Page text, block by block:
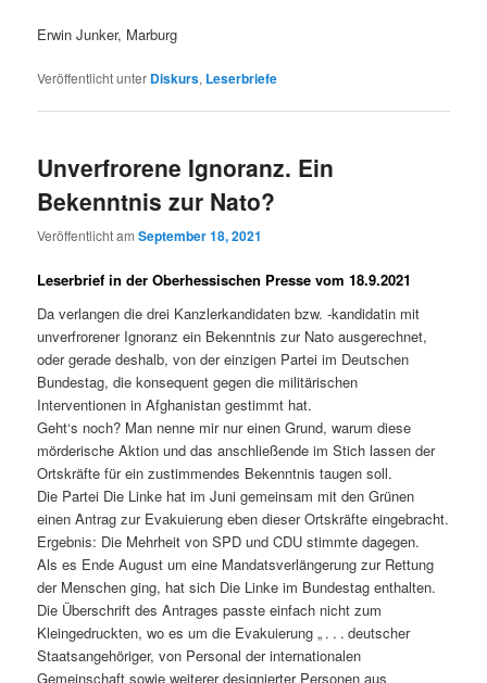
Erwin Junker, Marburg
Veröffentlicht unter Diskurs, Leserbriefe
Unverfrorene Ignoranz. Ein
Bekenntnis zur Nato?
Veröffentlicht amSeptember 18, 2021
Leserbrief in der Oberhessischen Presse vom 18.9.2021
Da verlangen die drei Kanzlerkandidaten bzw. -kandidatin mit
unverfrorener Ignoranz ein Bekenntnis zur Nato ausgerechnet,
oder gerade deshalb, von der einzigen Partei im Deutschen
Bundestag, die konsequent gegen die militärischen
Interventionen in Afghanistan gestimmt hat.
Geht‘s noch? Man nenne mir nur einen Grund, warum diese
mörderische Aktion und das anschließende im Stich lassen der
Ortskräfte für ein zustimmendes Bekenntnis taugen soll.
Die Partei Die Linke hat im Juni gemeinsam mit den Grünen
einen Antrag zur Evakuierung eben dieser Ortskräfte eingebracht.
Ergebnis: Die Mehrheit von SPD und CDU stimmte dagegen.
Als es Ende August um eine Mandatsverlängerung zur Rettung
der Menschen ging, hat sich Die Linke im Bundestag enthalten.
Die Überschrift des Antrages passte einfach nicht zum
Kleingedruckten, wo es um die Evakuierung „ . . . deutscher
Staatsangehöriger, von Personal der internationalen
Gemeinschaft sowie weiterer designierter Personen aus